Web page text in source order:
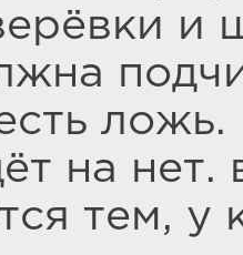
и
ложь.
на
тем, у